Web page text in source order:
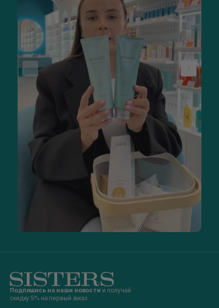
Подпишись на наши новости и получай
скидку 5% на первый заказ